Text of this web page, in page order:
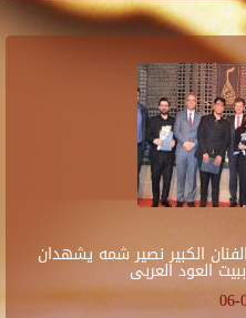
الكبير نصير شمه يشهدان
العود العربى
06-